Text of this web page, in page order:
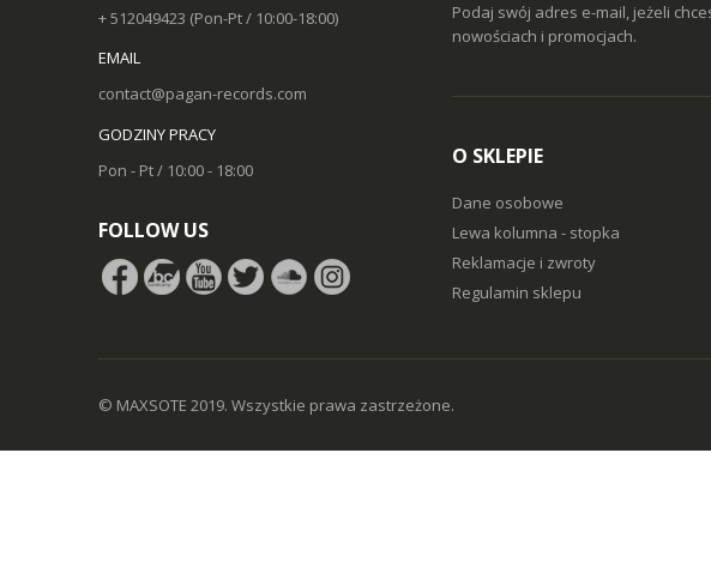
+ 512049423 (Pon-Pt / 10:00-18:00)
EMAIL
contact@pagan-records.com
GODZINY PRACY
Pon - Pt / 10:00 - 18:00
FOLLOW US
Podaj swój adres e-mail, jeżeli
nowościach i promocjach.
O SKLEPIE
Dane osobowe
Lewa kolumna - stopka
Reklamacje i zwroty
Regulamin sklepu
© MAXSOTE 2019. Wszystkie prawa zastrzeżone.